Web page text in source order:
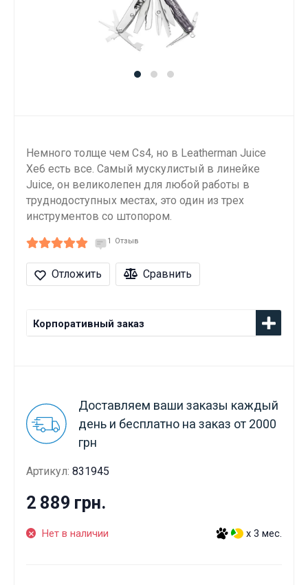
Немного толще чем Cs4, но в Leatherman Juice
Xe6 есть все. Самый мускулистый в линейке
Juice, он великолепен для любой работы в
труднодоступных местах, это один из трех
инструментов со штопором.
1 Отзыв
Отложить Сравнить
Корпоративный заказ
Доставляем ваши заказы каждый
день и бесплатно на заказ от 2000
грн
Артикул: 831945
2 889 грн.
Нет в наличии x 3 мес.